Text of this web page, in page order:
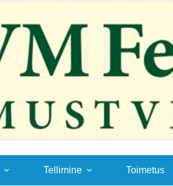
Tellimine Toimetus